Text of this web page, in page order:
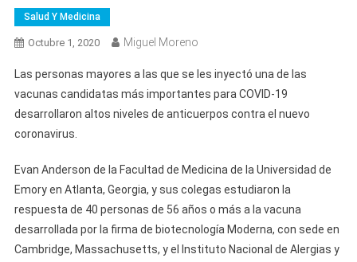
Salud Y Medicina
Octubre 1, 2020 Miguel Moreno
Las personas mayores a las que se les inyectó una de las
vacunas candidatas más importantes para COVID-19
desarrollaron altos niveles de anticuerpos contra el nuevo
coronavirus.
Evan Anderson de la Facultad de Medicina de la Universidad de
Emory en Atlanta, Georgia, y sus colegas estudiaron la
respuesta de 40 personas de 56 años o más a la vacuna
desarrollada por la firma de biotecnología Moderna, con sede en
Cambridge, Massachusetts, y el Instituto Nacional de Alergias y